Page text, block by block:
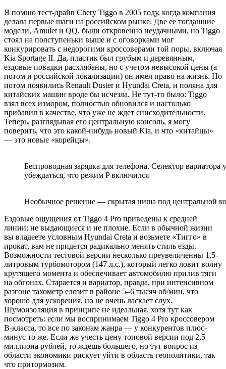
Я помню тест-драйв Chery Tiggo в 2005 году, когда компания
делала первые шаги на российском рынке. Две ее тогдашние
модели, Amulet и QQ, были откровенно неудачными, но Tiggo
стоял на полступеньки выше и с оговорками мог
конкурировать с недорогими кроссоверами той поры, включая
Kia Sportage II. Да, пластик был грубым и деревянным,
ездовые повадки расхлябаны, но с учетом невысокой цены (а
потом и российской локализации) он имел право на жизнь. Но
потом появились Renault Duster и Hyundai Creta, и поляна для
китайских машин вроде бы исчезла. Не тут-то было: Tiggo
взял всех измором, полностью обновился и настолько
прибавил в качестве, что уже не ждет снисходительности.
Теперь, разглядывая его центральную консоль, я могу
поверить, что это какой-нибудь новый Kia, и что «китайцы»
— это новые «корейцы».
Беспроводная зарядка для телефона. Селектор
убеждаться, что режим P включился
Необычное решение — скрытая ниша под центральной
Ездовые ощущения от Tiggo 4 Pro приведены к средней
линии: не выдающиеся и не плохие. Если в обычной жизни
вы владеете условным Hyundai Creta и возьмете «Тигго» в
прокат, вам не придется радикально менять стиль езды.
Возможности тестовой версии несколько преувеличенны 1,5-
литровым турбомотором (147 л.с.), который легко ловит волну
крутящего момента и обеспечивает автомобилю прилив тяги
на обгонах. Старается и вариатор, правда, при интенсивном
разгоне тахометр елозит в районе 5–6 тысяч об/мин, что
хорошо для ускорения, но не очень ласкает слух.
Шумоизоляция в принципе не идеальная, хотя тут как
посмотреть: если мы воспринимаем Tiggo 4 Pro кроссовером
B-класса, то все по законам жанра — у конкурентов плюс-
минус то же. Если же учесть цену топовой версии под 2,5
миллиона рублей, то ждешь большего, но тут вопрос из
области экономики рискует уйти в область геополитики, так
что притормозим.